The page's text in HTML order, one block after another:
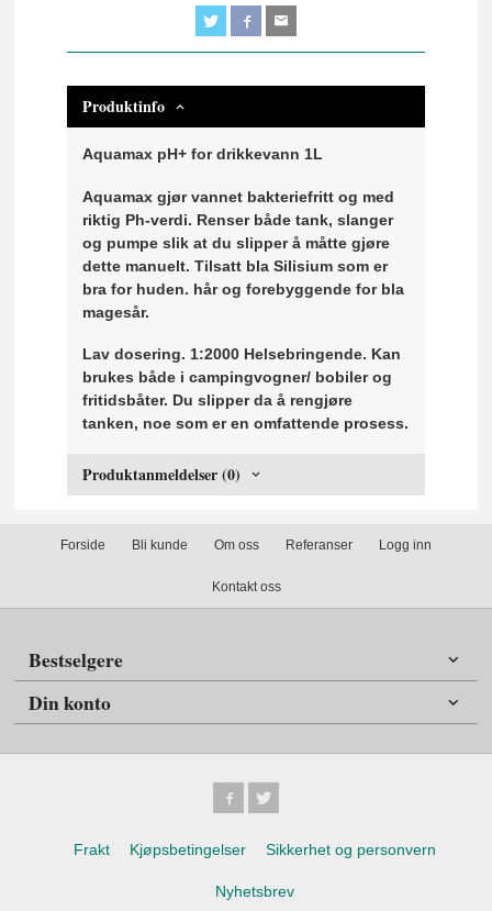
Produktinfo
Aquamax pH+ for drikkevann 1L
Aquamax gjør vannet bakteriefritt og med
riktig Ph-verdi. Renser både tank, slanger
og pumpe slik at du slipper å måtte gjøre
dette manuelt. Tilsatt bla Silisium som er
bra for huden. hår og forebyggende for bla
magesår.
Lav dosering. 1:2000 Helsebringende. Kan
brukes både i campingvogner/ bobiler og
fritidsbåter. Du slipper da å rengjøre
tanken, noe som er en omfattende prosess.
Produktanmeldelser (0)
Forside Bli kunde Om oss Referanser Logg inn
Kontakt oss
Bestselgere
Din konto
Frakt Kjøpsbetingelser Sikkerhet og personvern
Nyhetsbrev